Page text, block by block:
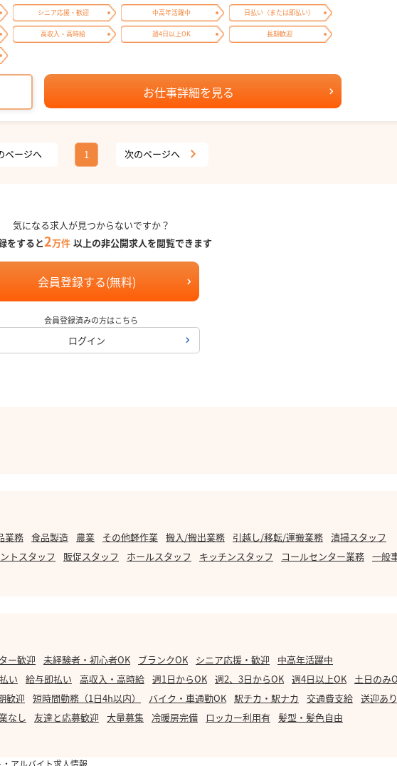
シニア応援・歓迎 中高年活躍中 日払い（または即払い）
高収入・高時給 週4日以上OK 長期歓迎
お仕事詳細を見る
ページへ 1 次のページへ
気になる求人が見つからないですか？
をすると2万件 以上の非公開求人を閲覧できます
会員登録する(無料)
会員登録済みの方はこちら
ログイン
業務 食品製造 農業 その他軽作業 搬入/搬出業務 引越し/移転/運搬業務 清掃スタッフ
トスタッフ 販促スタッフ ホールスタッフ キッチンスタッフ コールセンター業務 一般
ー歓迎 未経験者・初心者OK ブランクOK シニア応援・歓迎
中高年活躍中
い 給与即払い 高収入・高時給 週1日からOK 週2、3日からOK 週4日以上OK
土日のみ
歓迎 短時間勤務（1日4h以内） バイク・車通勤OK 駅チカ・駅ナカ 交通費支給 送迎あり
なし 友達と応募歓迎 大量募集 冷暖房完備 ロッカー利用有 髪型・髪色自由
アルバイト求人情報